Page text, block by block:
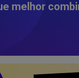
melhor